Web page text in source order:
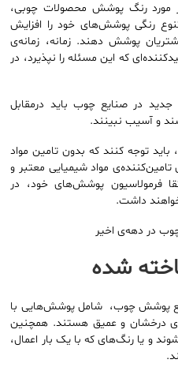
مورد رنگ پوشش‌ محصولات چوبی،
رنگی پوشش‌های خود را افزایش
پوشش دهند. زمانه، زمانه‌ی
که این مسئله را نپذیرد، در
در صنایع چوب باید درمقابل
و آسیب نبینند.
توجه کنند که بدون تامین مواد
مواد شیمیایی معتبر و
فرمولاسیون پوشش‌های خود، در
داشت.
شده
پوشش چوب، شامل پوشش‌هایی با
درخشان و عمیق هستند. همچنین
یا رنگ‌های که با یک بار اعمال،